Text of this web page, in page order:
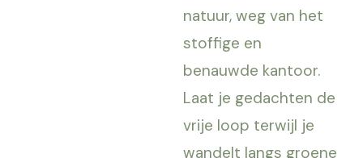
natuur, weg van het
stoffige en
benauwde kantoor.
Laat je gedachten de
vrije loop terwijl je
wandelt langs groene